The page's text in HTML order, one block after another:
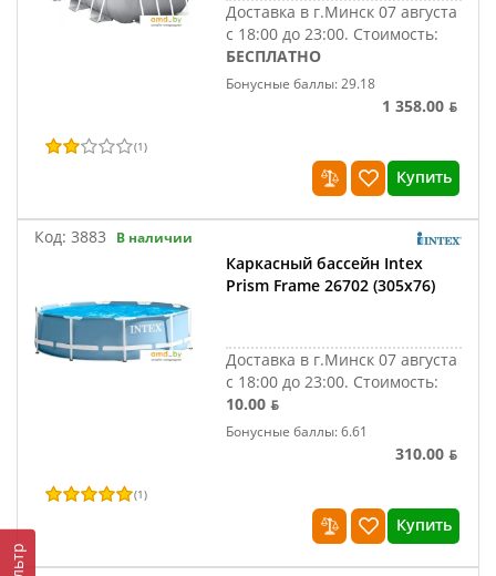
Доставка в г.Минск 07 августа
с 18:00 до 23:00. Стоимость:
БЕСПЛАТНО
Бонусные баллы: 29.18
1 358.00 ƃ
(1)
Купить
Код: 3883 В наличии
Каркасный бассейн Intex
Prism Frame 26702 (305x76)
Доставка в г.Минск 07 августа
с 18:00 до 23:00. Стоимость:
10.00 ƃ
Бонусные баллы: 6.61
310.00 ƃ
(1)
Купить